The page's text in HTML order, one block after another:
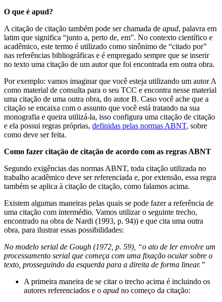
O que é apud?
A citação de citação também pode ser chamada de apud, palavra em
latim que significa “junto a, perto de, em”. No contexto científico e
acadêmico, este termo é utilizado como sinônimo de “citado por”
nas referências bibliográficas e é empregado sempre que se inserir
no texto uma citação de um autor que foi encontrada em outra obra.
Por exemplo: vamos imaginar que você esteja utilizando um autor A
como material de consulta para o seu TCC e encontra nesse material
uma citação de uma outra obra, do autor B. Caso você ache que a
citação se encaixa com o assunto que você está tratando na sua
monografia e queira utilizá-la, isso configura uma citação de citação
e ela possui regras próprias, definidas pelas normas ABNT, sobre
como deve ser feita.
Como fazer citação de citação de acordo com as regras ABNT
Segundo exigências das normas ABNT, toda citação utilizada no
trabalho acadêmico deve ser referenciada e, por extensão, essa regra
também se aplica à citação de citação, como falamos acima.
Existem algumas maneiras pelas quais se pode fazer a referência de
uma citação com intermédio. Vamos utilizar o seguinte trecho,
encontrado na obra de Nardi (1993, p. 94)) e que cita uma outra
obra, para ilustrar essas possibilidades:
No modelo serial de Gough (1972, p. 59), “o ato de ler envolve um
processamento serial que começa com uma fixação ocular sobre o
texto, prosseguindo da esquerda para a direita de forma linear.”
A primeira maneira de se citar o trecho acima é incluindo os
autores referenciados e o apud no começo da citação: